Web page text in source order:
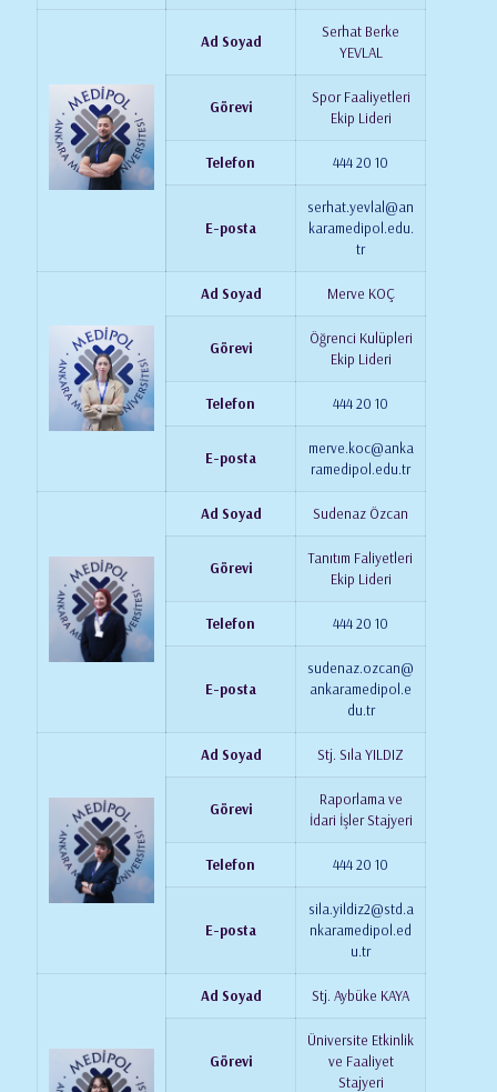
Ad Soyad
Serhat Berke
YEVLAL
Görevi
Spor Faaliyetleri
Ekip Lideri
Telefon 444 20 10
E-posta
serhat.yevlal@an
karamedipol.edu.
tr
Ad Soyad Merve KOÇ
Görevi
Öğrenci Kulüpleri
Ekip Lideri
Telefon 444 20 10
E-posta
merve.koc@anka
ramedipol.edu.tr
Ad Soyad Sudenaz Özcan
Görevi
Tanıtım Faliyetleri
Ekip Lideri
Telefon 444 20 10
E-posta
sudenaz.ozcan@
ankaramedipol.e
du.tr
Ad Soyad Stj. Sıla YILDIZ
Görevi
Raporlama ve
İdari İşler Stajyeri
Telefon 444 20 10
E-posta
sila.yildiz2@std.a
nkaramedipol.ed
u.tr
Ad Soyad Stj. Aybüke KAYA
Görevi
Üniversite Etkinlik
ve Faaliyet
Stajyeri